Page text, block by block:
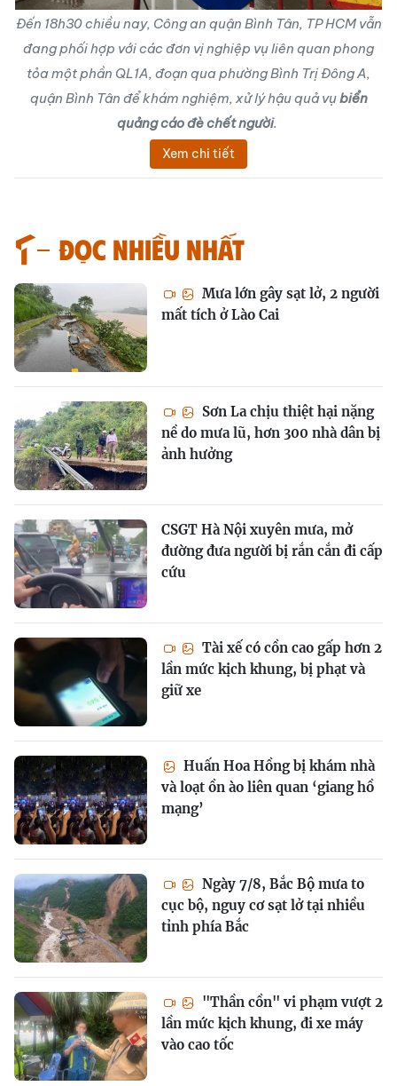
Đến 18h30 chiều nay, Công an quận Bình Tân, TP HCM vẫn
đang phối hợp với các đơn vị nghiệp vụ liên quan phong
tỏa một phần QL1A, đoạn qua phường Bình Trị Đông A,
quận Bình Tân để khám nghiệm, xử lý hậu quả vụbiển
quảng cáo đè chết người.
Xem chi tiết
Đọc nhiều nhất
Mưa lớn gây sạt lở, 2 người
mất tích ở Lào Cai
Sơn La chịu thiệt hại nặng
nề do mưa lũ, hơn 300 nhà dân bị
ảnh hưởng
CSGT Hà Nội xuyên mưa, mở
đường đưa người bị rắn cắn đi cấp
cứu
Tài xế có cồn cao gấp hơn 2
lần mức kịch khung, bị phạt và
giữ xe
Huấn Hoa Hồng bị khám nhà
và loạt ồn ào liên quan ‘giang hồ
mạng’
Ngày 7/8, Bắc Bộ mưa to
cục bộ, nguy cơ sạt lở tại nhiều
tỉnh phía Bắc
"Thần cồn" vi phạm vượt 2
lần mức kịch khung, đi xe máy
vào cao tốc